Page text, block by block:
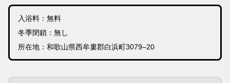
入浴料：無料
冬季閉鎖：無し
所在地：和歌山県西牟婁郡白浜町3079–20